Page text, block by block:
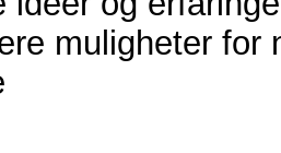
muligheter